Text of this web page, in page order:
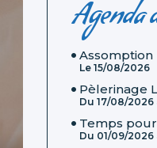
Agenda
Assomption
Le 15/08/2026
Pèlerinage
Du 17/08/2026
Temps
Du 01/09/2026